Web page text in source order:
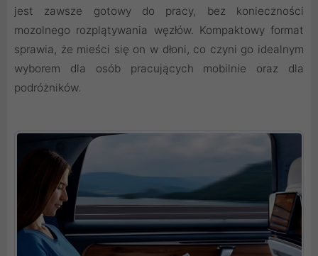
jest zawsze gotowy do pracy, bez konieczności
mozolnego rozplątywania węzłów. Kompaktowy format
sprawia, że mieści się on w dłoni, co czyni go idealnym
wyborem dla osób pracujących mobilnie oraz dla
podróżników.